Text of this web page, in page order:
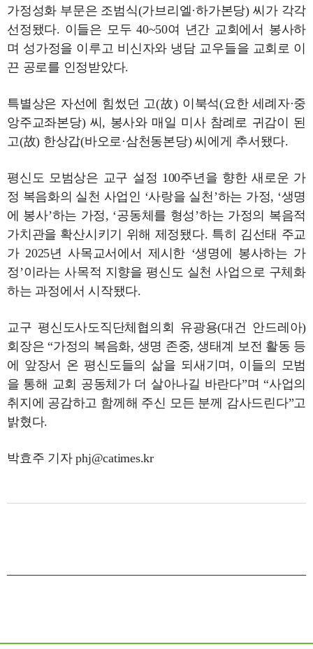
가정성화 부문은 조범식(가브리엘·하가본당) 씨가 각각
선정됐다. 이들은 모두 40~50여 년간 교회에서 봉사하
며 성가정을 이루고 비신자와 냉담 교우들을 교회로 이
끈 공로를 인정받았다.
특별상은 자선에 힘썼던 고(故) 이북석(요한 세례자·중
앙주교좌본당) 씨, 봉사와 매일 미사 참례로 귀감이 된
고(故) 한상갑(바오로·삼천동본당) 씨에게 추서됐다.
평신도 모범상은 교구 설정 100주년을 향한 새로운 가
정 복음화의 실천 사업인 ‘사랑을 실천’하는 가정, ‘생명
에 봉사’하는 가정, ‘공동체를 형성’하는 가정의 복음적
가치관을 확산시키기 위해 제정됐다. 특히 김선태 주교
가 2025년 사목교서에서 제시한 ‘생명에 봉사하는 가
정’이라는 사목적 지향을 평신도 실천 사업으로 구체화
하는 과정에서 시작됐다.
교구 평신도사도직단체협의회 유광용(대건 안드레아)
회장은 “가정의 복음화, 생명 존중, 생태계 보전 활동 등
에 앞장서 온 평신도들의 삶을 되새기며, 이들의 모범
을 통해 교회 공동체가 더 살아나길 바란다”며 “사업의
취지에 공감하고 함께해 주신 모든 분께 감사드린다”고
밝혔다.
박효주 기자 phj@catimes.kr